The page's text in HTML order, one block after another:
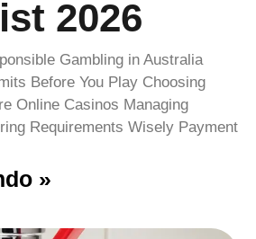
2026
Gambling in Australia
Before You Play Choosing
Online Casinos Managing
Requirements Wisely Payment
»